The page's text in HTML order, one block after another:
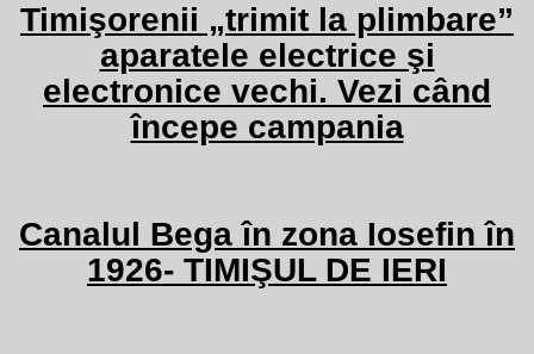
Timişorenii „trimit la plimbare”
aparatele electrice şi
electronice vechi. Vezi când
începe campania
Canalul Bega în zona Iosefin în
1926- TIMIŞUL DE IERI